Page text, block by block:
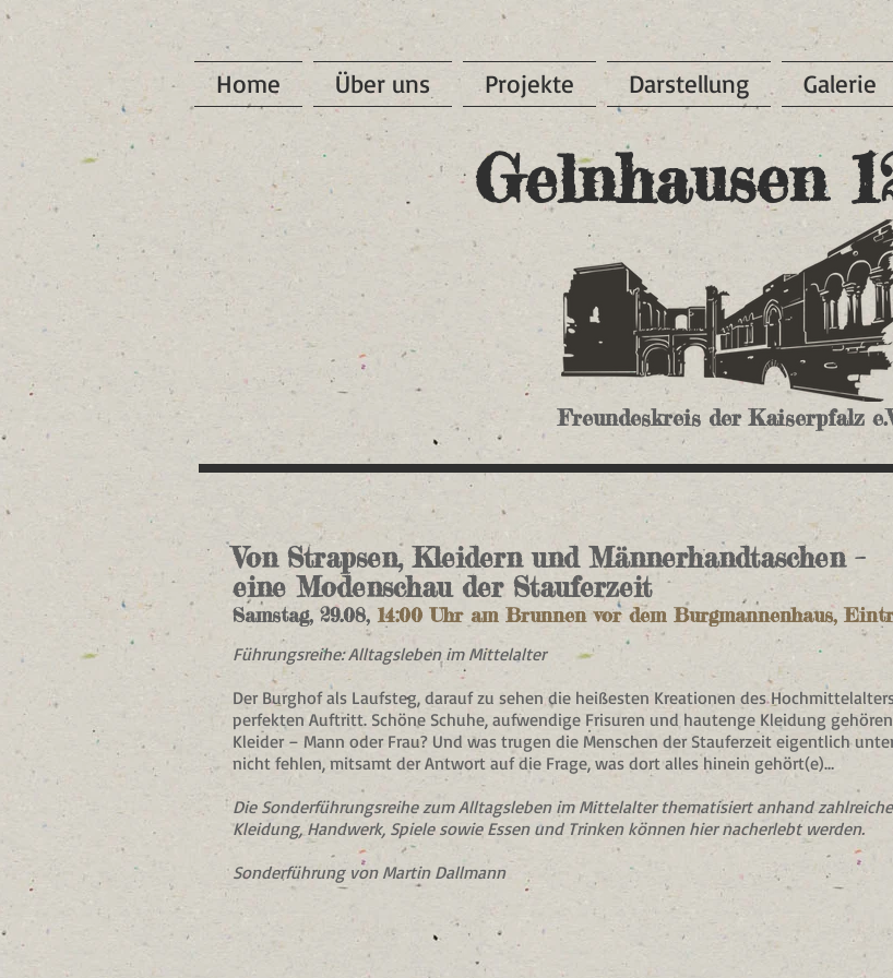
Home Über uns Projekte Darstellung Galerie
Gelnhausen
Freundeskreis der Kaiserpfalz
Von Strapsen, Kleidern und Männerhandtaschen –
eine Modenschau der Stauferzeit
Samstag, 29.08, 14:00 Uhr am Brunnen vor dem Burgmannenhaus,
Führungsreihe: Alltagsleben im Mittelalter
Der Burghof als Laufsteg, darauf zu sehen die heißesten Kreationen des
perfekten Auftritt. Schöne Schuhe, aufwendige Frisuren und hautenge Kleidung
Kleider – Mann oder Frau? Und was trugen die Menschen der Stauferzeit eigentlich
nicht fehlen, mitsamt der Antwort auf die Frage, was dort alles hinein gehört(e)…
Die Sonderführungsreihe zum Alltagsleben im Mittelalter thematisiert anhand
Kleidung, Handwerk, Spiele sowie Essen und Trinken können hier nacherlebt werden.
Sonderführung von Martin Dallmann